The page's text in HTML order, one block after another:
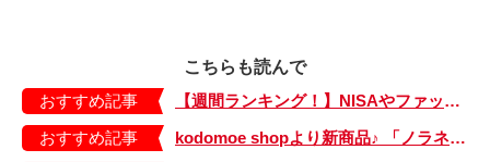
こちらも読んで
おすすめ記事
【週間ランキング！】NISAやファッションの記事がランクイン！ kodomoe web 7月19日～25日の週間TOP5★
おすすめ記事
kodomoe shopより新商品♪ 「ノラネコぐんだん」耐熱マグ3種が登場！